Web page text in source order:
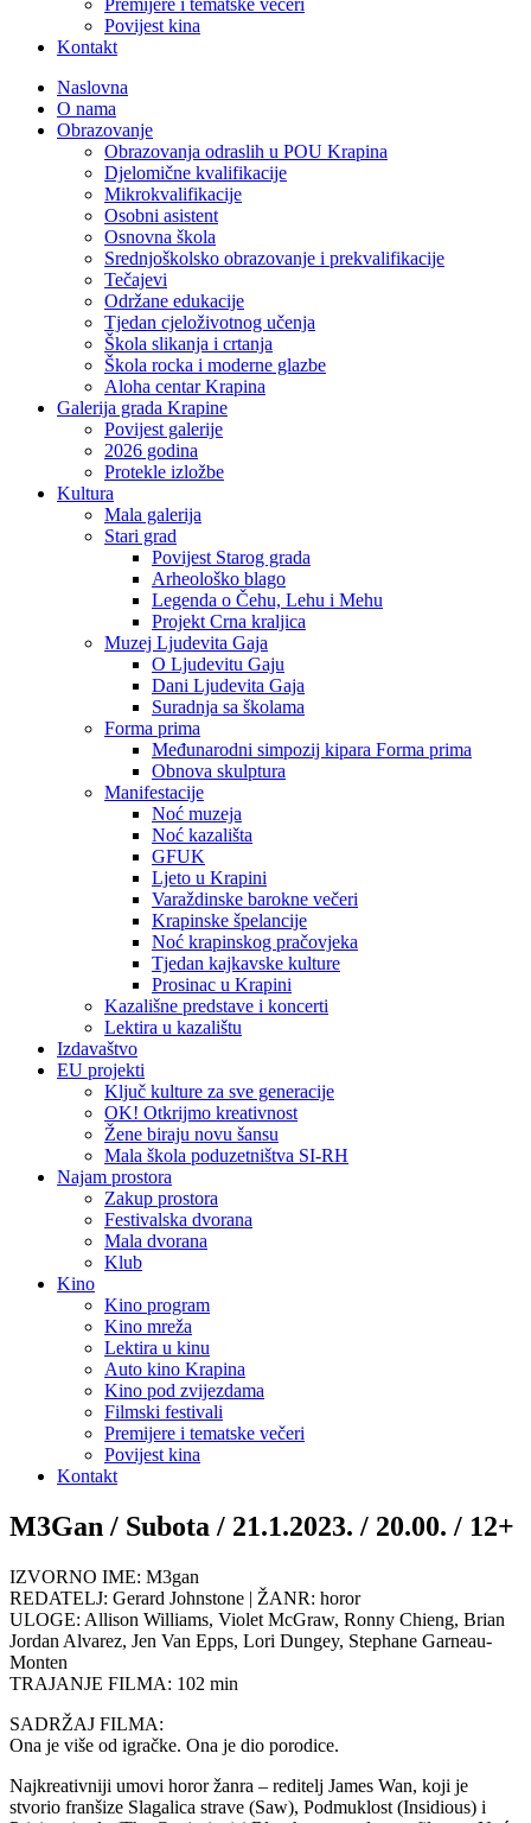
Premijere i tematske večeri
Povijest kina
Kontakt
Naslovna
O nama
Obrazovanje
Obrazovanja odraslih u POU Krapina
Djelomične kvalifikacije
Mikrokvalifikacije
Osobni asistent
Osnovna škola
Srednjoškolsko obrazovanje i prekvalifikacije
Tečajevi
Održane edukacije
Tjedan cjeloživotnog učenja
Škola slikanja i crtanja
Škola rocka i moderne glazbe
Aloha centar Krapina
Galerija grada Krapine
Povijest galerije
2026 godina
Protekle izložbe
Kultura
Mala galerija
Stari grad
Povijest Starog grada
Arheološko blago
Legenda o Čehu, Lehu i Mehu
Projekt Crna kraljica
Muzej Ljudevita Gaja
O Ljudevitu Gaju
Dani Ljudevita Gaja
Suradnja sa školama
Forma prima
Međunarodni simpozij kipara Forma prima
Obnova skulptura
Manifestacije
Noć muzeja
Noć kazališta
GFUK
Ljeto u Krapini
Varaždinske barokne večeri
Krapinske špelancije
Noć krapinskog pračovjeka
Tjedan kajkavske kulture
Prosinac u Krapini
Kazališne predstave i koncerti
Lektira u kazalištu
Izdavaštvo
EU projekti
Ključ kulture za sve generacije
OK! Otkrijmo kreativnost
Žene biraju novu šansu
Mala škola poduzetništva SI-RH
Najam prostora
Zakup prostora
Festivalska dvorana
Mala dvorana
Klub
Kino
Kino program
Kino mreža
Lektira u kinu
Auto kino Krapina
Kino pod zvijezdama
Filmski festivali
Premijere i tematske večeri
Povijest kina
Kontakt
M3Gan / Subota / 21.1.2023. / 20.00. / 12+
IZVORNO IME: M3gan
REDATELJ: Gerard Johnstone | ŽANR: horor
ULOGE: Allison Williams, Violet McGraw, Ronny Chieng, Brian
Jordan Alvarez, Jen Van Epps, Lori Dungey, Stephane Garneau-
Monten
TRAJANJE FILMA: 102 min
SADRŽAJ FILMA:
Ona je više od igračke. Ona je dio porodice.
Najkreativniji umovi horor žanra – reditelj James Wan, koji je
stvorio franšize Slagalica strave (Saw), Podmuklost (Insidious) i